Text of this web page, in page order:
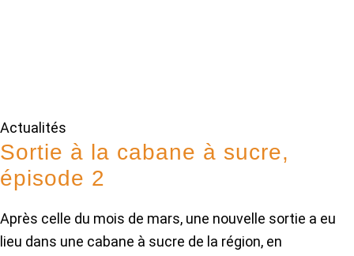
Actualités
Sortie à la cabane à sucre,
épisode 2
Après celle du mois de mars, une nouvelle sortie a eu
lieu dans une cabane à sucre de la région, en